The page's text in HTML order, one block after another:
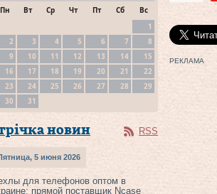
Пн Вт Ср Чт Пт Сб
Вс
1
2
3 4 5 6 7
8
9
10 11 12 13 14
15
16
17 18 19 20 21
22
23
24 25 26 27 28
29
30
31
новин RSS
5 июня 2026
для телефонов оптом в
прямой поставщик Ncase
РЕКЛАМА